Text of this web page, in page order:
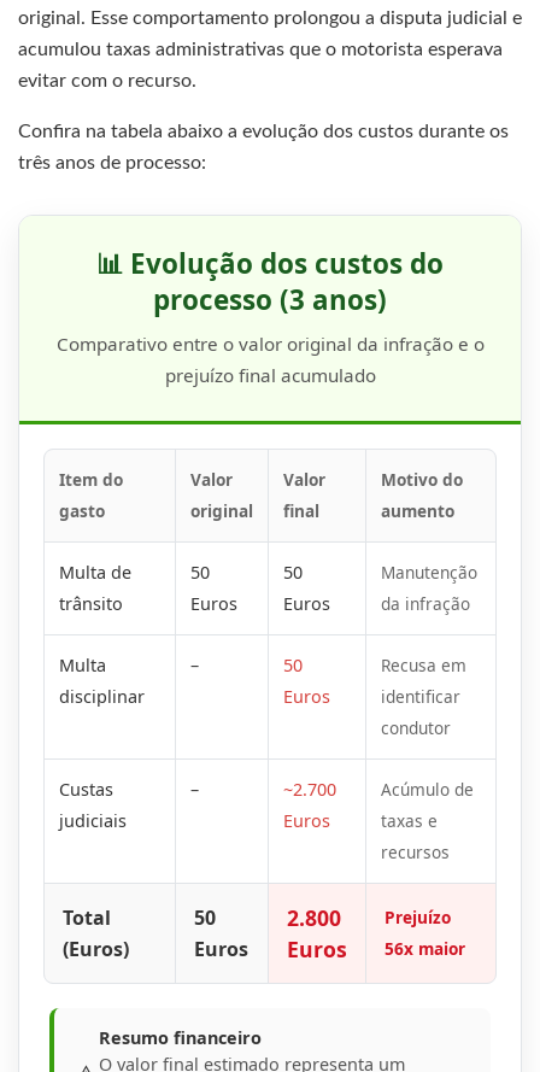
original. Esse comportamento prolongou a disputa judicial e
acumulou taxas administrativas que o motorista esperava
evitar com o recurso.
Confira na tabela abaixo a evolução dos custos durante os
três anos de processo:
📊 Evolução dos custos do
processo (3 anos)
Comparativo entre o valor original da infração e o
prejuízo final acumulado
Item do
gasto
Valor
original
Valor
final
Motivo do
aumento
Multa de
trânsito
50
Euros
50
Euros
Manutenção
da infração
Multa
disciplinar
–
50
Euros
Recusa em
identificar
condutor
Custas
judiciais
–
~2.700
Euros
Acúmulo de
taxas e
recursos
Total
(Euros)
50
Euros
2.800
Euros
Prejuízo
56x maior
Resumo financeiro
O valor final estimado representa um